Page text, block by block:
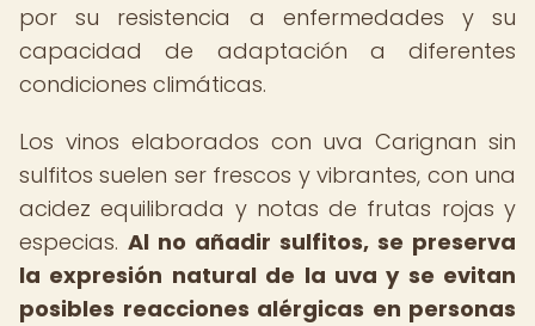
por su resistencia a enfermedades y su
capacidad de adaptación a diferentes
condiciones climáticas.
Los vinos elaborados con uva Carignan sin
sulfitos suelen ser frescos y vibrantes, con una
acidez equilibrada y notas de frutas rojas y
especias. Al no añadir sulfitos, se preserva
la expresión natural de la uva y se evitan
posibles reacciones alérgicas en personas